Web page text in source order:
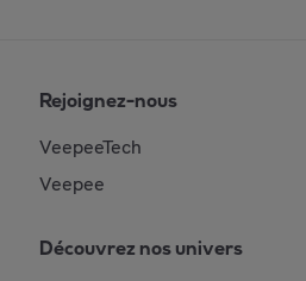
Rejoignez-nous
VeepeeTech
Veepee
Découvrez nos univers